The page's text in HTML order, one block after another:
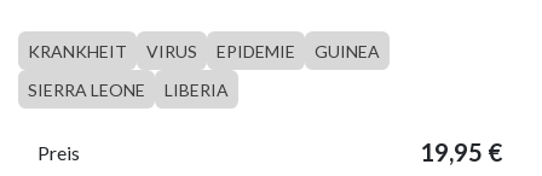
KRANKHEIT VIRUS EPIDEMIE
GUINEA
SIERRA LEONE
LIBERIA
Preis 19,95 €